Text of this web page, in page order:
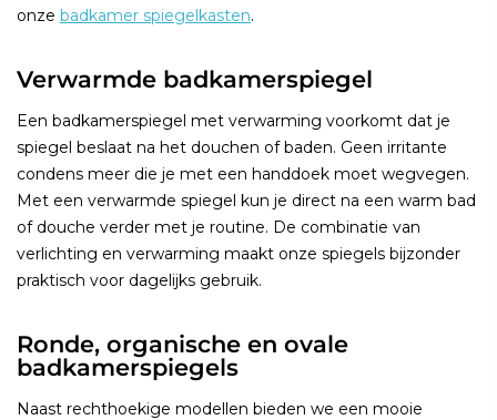
onze badkamer spiegelkasten.
Verwarmde badkamerspiegel
Een badkamerspiegel met verwarming voorkomt dat je
spiegel beslaat na het douchen of baden. Geen irritante
condens meer die je met een handdoek moet wegvegen.
Met een verwarmde spiegel kun je direct na een warm bad
of douche verder met je routine. De combinatie van
verlichting en verwarming maakt onze spiegels bijzonder
praktisch voor dagelijks gebruik.
Ronde, organische en ovale
badkamerspiegels
Naast rechthoekige modellen bieden we een mooie